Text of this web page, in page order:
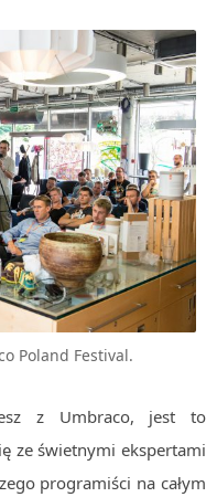
Poland Festival.
z Umbraco, jest to
ze świetnymi ekspertami
programiści na całym